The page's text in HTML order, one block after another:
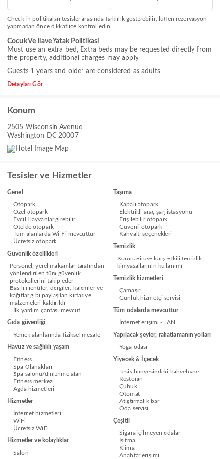
Check-in politikaları tesisler arasında farklılık gösterebilir, lütfen rezervasyon
yapmadan önce dikkatlice kontrol edin.
Cocuk Ve Ilave Yatak Politikasi
Must use an extra bed, Extra beds may be requested directly from
the property, additional charges may apply
Guests 1 years and older are considered as adults
Detayları Gör
Konum
2505 Wisconsin Avenue
Washington DC 20007
Tesisler ve Hizmetler
Genel
Otopark
Özel otopark
Evcil Hayvanlar girebilir
Otelde otopark
Tüm alanlarda Wi-Fi mevcuttur
Ücretsiz otopark
Güvenlik özellikleri
Personel, yerel makamlar tarafından
yönlendirilen tüm güvenlik
protokollerini takip eder
Basılı menüler, dergiler, kalemler ve
kağıtlar gibi paylaşılan kırtasiye
malzemeleri kaldırıldı
İlk yardım çantası mevcut
Gıda güvenliği
Yemek alanlarında fiziksel mesafe
Havuz ve sağlıklı yaşam
Fitness
Spa Olanakları
Spa salonu/dinlenme alanı
Fitness merkezi
Ağda hizmetleri
Hizmetler
İnternet hizmetleri
WiFi
Ücretsiz WiFi
Hizmetler ve kolaylıklar
Salon
Taşıma
Kapalı otopark
Elektrikli araç şarj istasyonu
Erişilebilir otopark
Güvenli otopark
Kahvaltı seçenekleri
Temizlik
Koronavirüse karşı etkili temizlik
kimyasallarının kullanımı
Temizlik hizmetleri
Çamaşır
Günlük hizmetçi servisi
Tüm odalarda mevcuttur
İnternet erişimi - LAN
Yapılacak şeyler, rahatlamanın yolları
Yoga odası
Yiyecek & İçecek
Tesis bünyesindeki kahvehane
Restoran
Çubuk
Otomat
Atıştırmalık bar
Oda servisi
Çeşitli
Sigara içilmeyen odalar
Isıtma
Klima
Anahtar erişimi